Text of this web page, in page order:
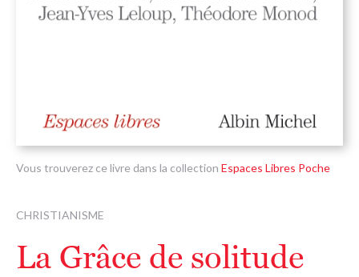
Vous trouverez ce livre dans la collection Espaces Libres Poche
CHRISTIANISME
La Grâce de solitude